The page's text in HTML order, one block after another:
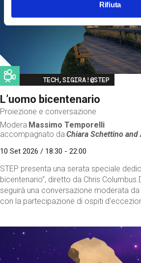
Rifiuta
Image
TECH,SIGIRA!@STEP
L’uomo bicentenario
Proiezione e conversazione
Modera Massimo Temporelli
accompagnato da Chiara Schettino and
10 Set 2026 / 18:30 - 22:00
STEP presenta una serata speciale
bicentenario", diretto da Chris
seguirà una conversazione moderata
con la partecipazione di ospiti